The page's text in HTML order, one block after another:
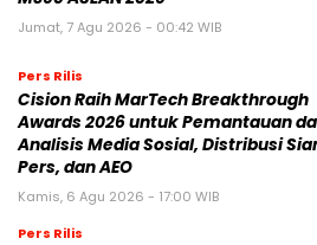
Jumat, 7 Agu 2026 - 00:42 WIB
Pers Rilis
Cision Raih MarTech Breakthrough
Awards 2026 untuk Pemantauan
Analisis Media Sosial, Distribusi
Pers, dan AEO
Kamis, 6 Agu 2026 - 17:00 WIB
Pers Rilis